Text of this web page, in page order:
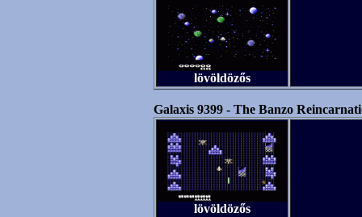
lövöldözős
Galaxis 9399 - The Banzo
lövöldözős